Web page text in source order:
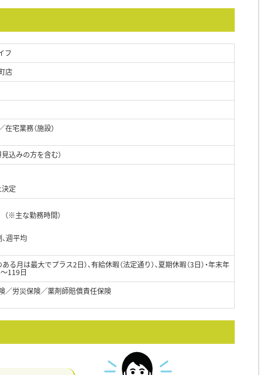
フ
店
宅業務（施設）
込みの方を含む）
定
※主な勤務時間）
週平均
月は最大でプラス2日）、有給休暇（法定通り）、夏期休暇（3日）・年末年
119日
／労災保険／薬剤師賠償責任保険